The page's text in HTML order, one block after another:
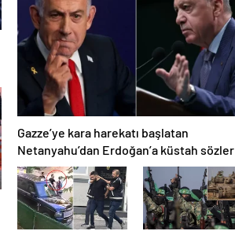
Gazze’ye kara harekatı başlatan
Netanyahu’dan Erdoğan’a küstah sözler